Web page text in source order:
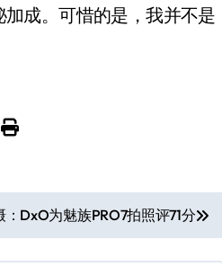
成。可惜的是，我并不是
：DxO为魅族PRO7拍照评71分